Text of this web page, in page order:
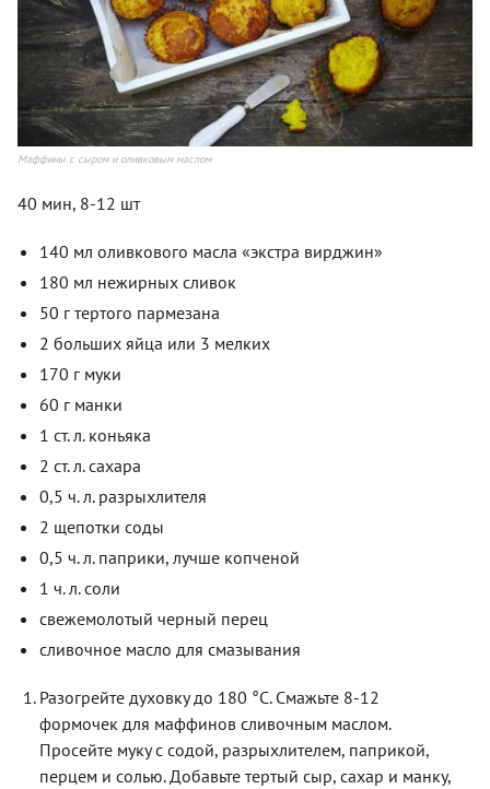
Маффины с сыром и оливковым маслом
40 мин, 8-12 шт
140 мл оливкового масла «экстра вирджин»
180 мл нежирных сливок
50 г тертого пармезана
2 больших яйца или 3 мелких
170 г муки
60 г манки
1 ст. л. коньяка
2 ст. л. сахара
0,5 ч. л. разрыхлителя
2 щепотки соды
0,5 ч. л. паприки, лучше копченой
1 ч. л. соли
свежемолотый черный перец
сливочное масло для смазывания
Разогрейте духовку до 180 °С. Смажьте 8-12
формочек для маффинов сливочным маслом.
Просейте муку с содой, разрыхлителем, паприкой,
перцем и солью. Добавьте тертый сыр, сахар и манку,